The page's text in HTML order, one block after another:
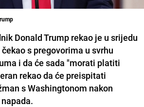
Donald Trump rekao je u srijedu
s pregovorima u svrhu
i da će sada "morati platiti
rekao da će preispitati
s Washingtonom nakon